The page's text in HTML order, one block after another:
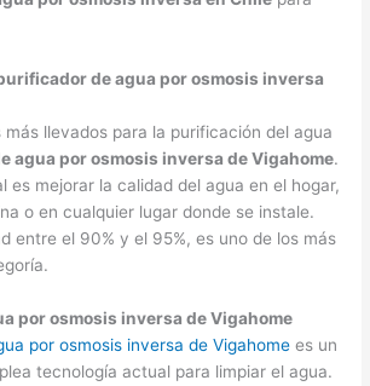
de agua por osmosis inversa
más llevados para la purificación del agua
agua por osmosis inversa de Vigahome.
es mejorar la calidad del agua en el hogar,
o en cualquier lugar donde se instale.
entre el 90% y el 95%, es uno de los más
por osmosis inversa de Vigahome
por osmosis inversa de Vigahome es un
tecnología actual para limpiar el agua.